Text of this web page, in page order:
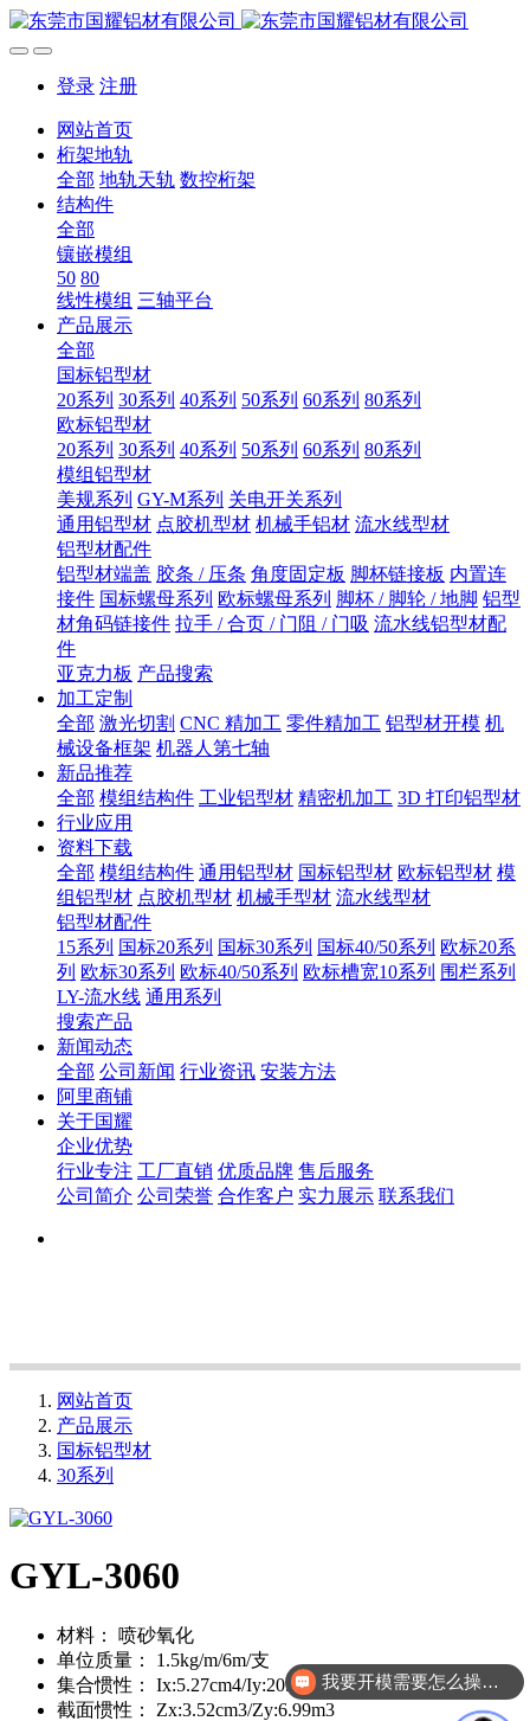
登录 注册
网站首页
桁架地轨
全部 地轨天轨 数控桁架
结构件
全部
镶嵌模组
50 80
线性模组 三轴平台
产品展示
全部
国标铝型材
20系列 30系列 40系列 50系列 60系列 80系列
欧标铝型材
20系列 30系列 40系列 50系列 60系列 80系列
模组铝型材
美规系列 GY-M系列 关电开关系列
通用铝型材 点胶机型材 机械手铝材 流水线型材
铝型材配件
铝型材端盖 胶条 / 压条 角度固定板 脚杯链接板 内置连
接件 国标螺母系列 欧标螺母系列 脚杯 / 脚轮 / 地脚 铝型
材角码链接件 拉手 / 合页 / 门阻 / 门吸 流水线铝型材配
件
亚克力板 产品搜索
加工定制
全部 激光切割 CNC 精加工 零件精加工 铝型材开模 机
械设备框架 机器人第七轴
新品推荐
全部 模组结构件 工业铝型材 精密机加工 3D 打印铝型材
行业应用
资料下载
全部 模组结构件 通用铝型材 国标铝型材 欧标铝型材 模
组铝型材 点胶机型材 机械手型材 流水线型材
铝型材配件
15系列 国标20系列 国标30系列 国标40/50系列 欧标20系
列 欧标30系列 欧标40/50系列 欧标槽宽10系列 围栏系列
LY-流水线 通用系列
搜索产品
新闻动态
全部 公司新闻 行业资讯 安装方法
阿里商铺
关于国耀
企业优势
行业专注 工厂直销 优质品牌 售后服务
公司简介 公司荣誉 合作客户 实力展示 联系我们
网站首页
产品展示
国标铝型材
30系列
GYL-3060
材料：
喷砂氧化
单位质量：
1.5kg/m/6m/支
集合惯性：
Ix:5.27cm4/Iy:20.98cm4
截面惯性：
Zx:3.52cm3/Zy:6.99m3
我要开模需要怎么操作？